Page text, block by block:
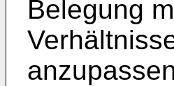
Belegung